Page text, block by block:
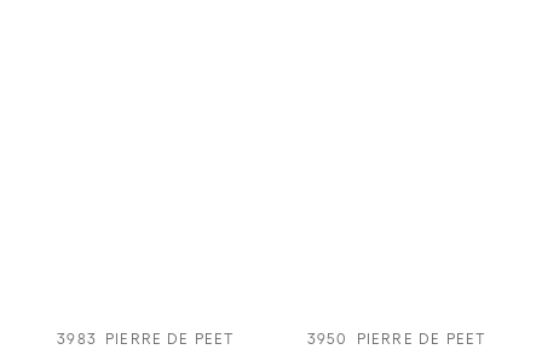
3983 PIERRE DE PEET 3950 PIERRE DE PEET